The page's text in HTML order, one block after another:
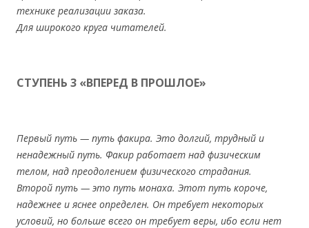
технике реализации заказа.
Для широкого круга читателей.
СТУПЕНЬ 3 «ВПЕРЕД В ПРОШЛОЕ»
Первый путь — путь факира. Это долгий, трудный и
ненадежный путь. Факир работает над физическим
телом, над преодолением физического страдания.
Второй путь — это путь монаха. Этот путь короче,
надежнее и яснее определен. Он требует некоторых
условий, но больше всего он требует веры, ибо если нет